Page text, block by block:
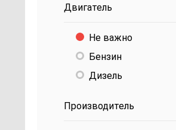
Двигатель
Не важно
Бензин
Дизель
Производитель